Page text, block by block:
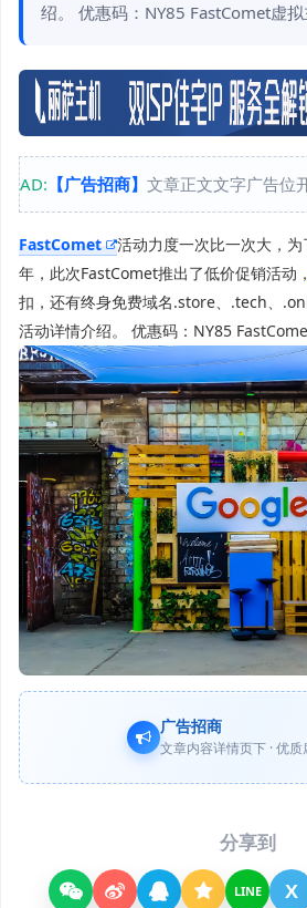
绍。 优惠码：NY85 FastComet虚拟
AD: 【广告招商】 文章正文文字广告位
FastComet
活动力度一次比一次大，
年，此次FastComet推出了低价促销活动，
扣，还有终身免费域名.store、.tech、
活动详情介绍。 优惠码：NY85
广告招商
文章内容详情页下 · 优
分享到
LINE X